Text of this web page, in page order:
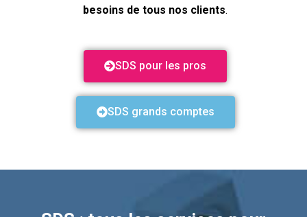
besoins de tous nos clients.
SDS pour les pros
SDS grands comptes